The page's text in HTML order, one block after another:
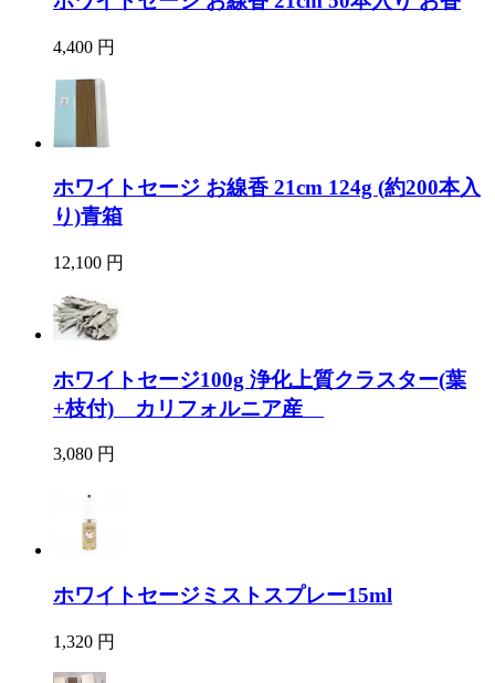
4,400 円
ホワイトセージ お線香 21cm 124g (約200本入
り)青箱
12,100 円
ホワイトセージ100g 浄化上質クラスター(葉
+枝付) カリフォルニア産
3,080 円
ホワイトセージミストスプレー15ml
1,320 円